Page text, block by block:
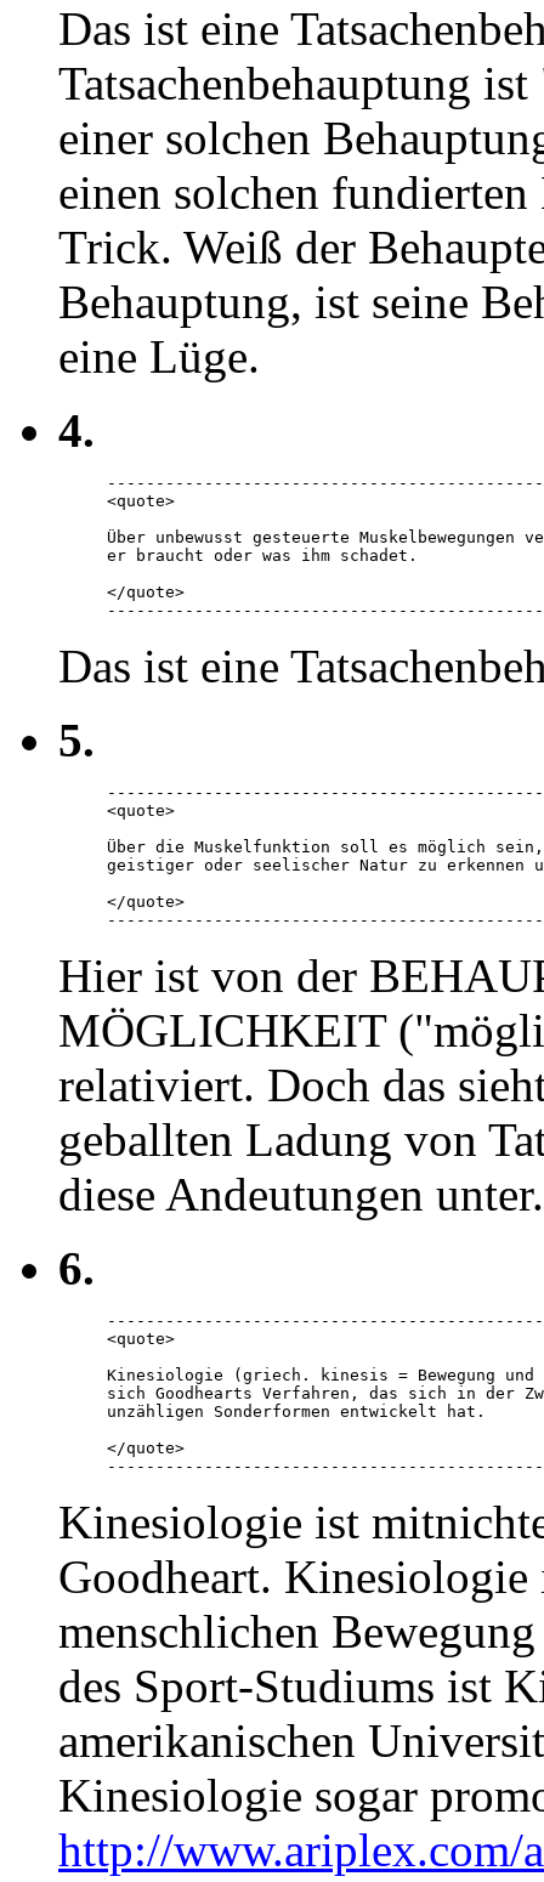
Das ist eine
Tatsachenbehauptung
einer solchen
einen solchen
Trick. Weiß der
Behauptung, ist seine
eine Lüge.
4.
<quote>
Über unbewusst gesteuerte
er braucht oder was ihm schadet.
</quote>
Das ist eine
5.
<quote>
Über die Muskelfunktion soll es möglich
geistiger oder seelischer Natur zu erkennen
</quote>
Hier ist von der
MÖGLICHKEIT
relativiert. Doch das
geballten Ladung von
diese Andeutungen
6.
<quote>
Kinesiologie (griech. kinesis = Bewegung
sich Goodhearts Verfahren, das sich in der
unzähligen Sonderformen entwickelt hat.
</quote>
Kinesiologie ist
Goodheart.
menschlichen
des Sport-Studiums ist
amerikanischen
Kinesiologie sogar
http://www.ariplex.com/